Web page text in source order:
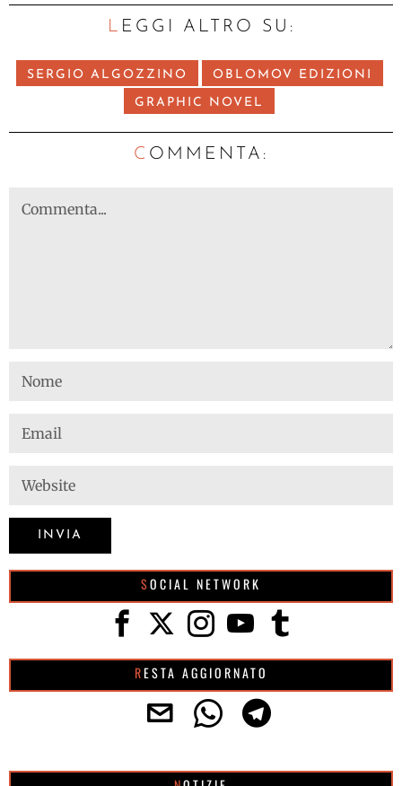
LEGGI ALTRO SU:
SERGIO ALGOZZINO OBLOMOV EDIZIONI
GRAPHIC NOVEL
C OMMENTA:
SOCIAL NETWORK
RESTA AGGIORNATO